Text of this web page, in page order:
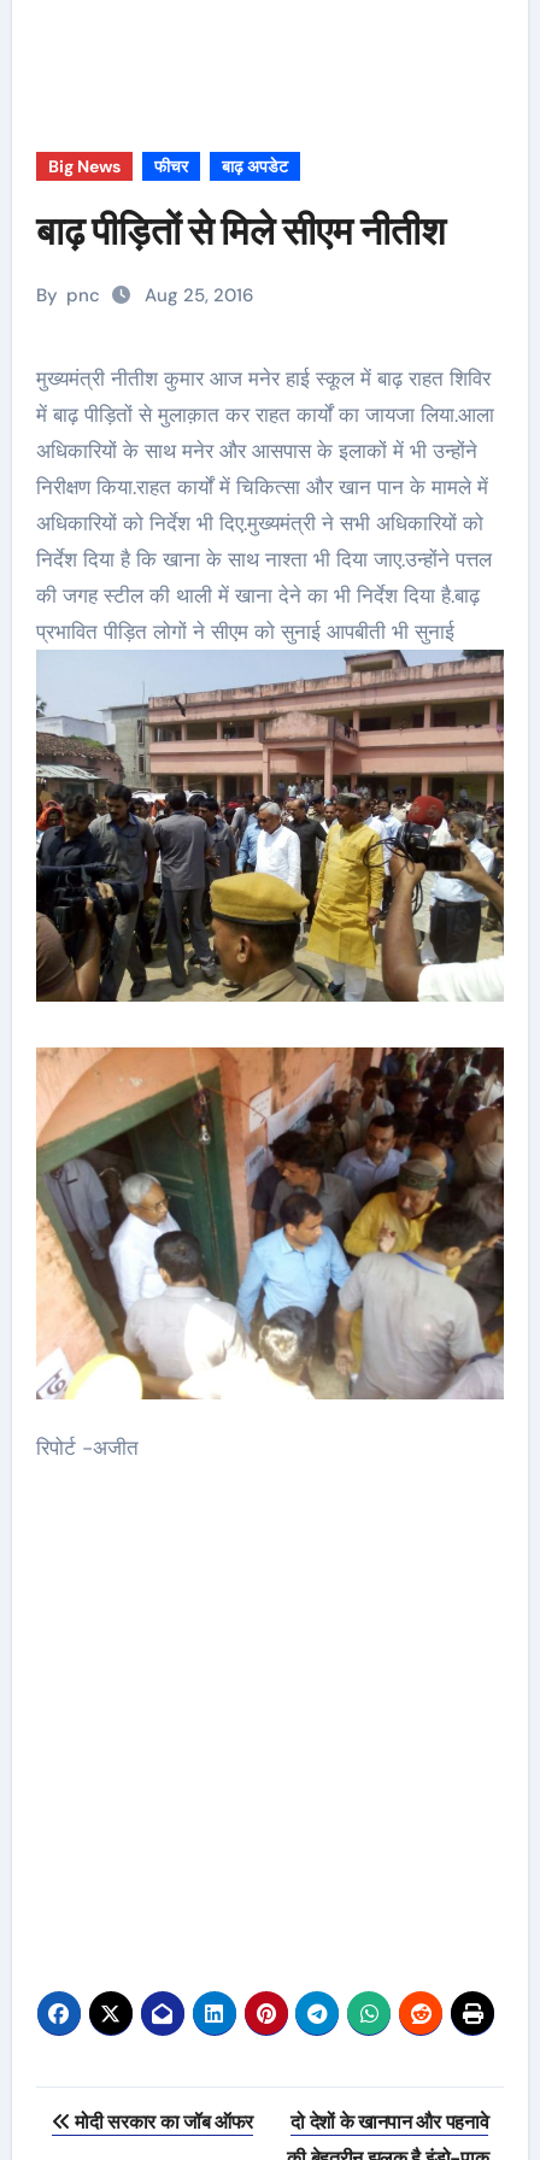
Big News फीचर बाढ़ अपडेट
बाढ़ पीड़ितों से मिले सीएम नीतीश
By pnc Aug 25, 2016
मुख्यमंत्री नीतीश कुमार आज मनेर हाई स्कूल में बाढ़ राहत शिविर
में बाढ़ पीड़ितों से मुलाक़ात कर राहत कार्यों का जायजा लिया.आला
अधिकारियों के साथ मनेर और आसपास के इलाकों में भी उन्होंने
निरीक्षण किया.राहत कार्यों में चिकित्सा और खान पान के मामले में
अधिकारियों को निर्देश भी दिए.मुख्यमंत्री ने सभी अधिकारियों को
निर्देश दिया है कि खाना के साथ नाश्ता भी दिया जाए.उन्होंने पत्तल
की जगह स्टील की थाली में खाना देने का भी निर्देश दिया है.बाढ़
प्रभावित पीड़ित लोगों ने सीएम को सुनाई आपबीती भी सुनाई
रिपोर्ट -अजीत
Post
मोदी सरकार का जॉब ऑफर
दो देशों के खानपान और पहनावे